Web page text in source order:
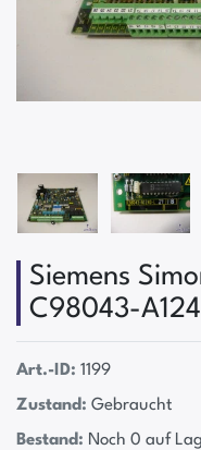
Siemens
C98043-
Art.-ID: 1199
Zustand: Gebraucht
Bestand: Noch 0 auf